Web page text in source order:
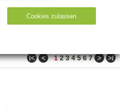
Bestseller
ǀ< < 1 2 3 4 5 6 7 > >ǀ
Cookies zulassen
Ty